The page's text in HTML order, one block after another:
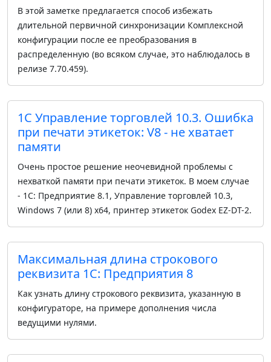
В этой заметке предлагается способ избежать
длительной первичной синхронизации Комплексной
конфигурации после ее преобразования в
распределенную (во всяком случае, это наблюдалось в
релизе 7.70.459).
1С Управление торговлей 10.3. Ошибка
при печати этикеток: V8 - не хватает
памяти
Очень простое решение неочевидной проблемы с
нехваткой памяти при печати этикеток. В моем случае
- 1С: Предприятие 8.1, Управление торговлей 10.3,
Windows 7 (или 8) x64, принтер этикеток Godex EZ-DT-2.
Максимальная длина строкового
реквизита 1С: Предприятия 8
Как узнать длину строкового реквизита, указанную в
конфигураторе, на примере дополнения числа
ведущими нулями.